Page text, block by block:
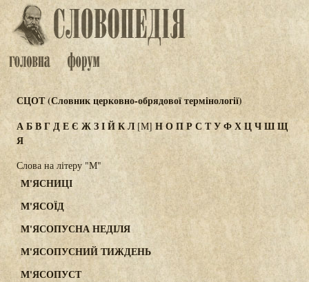
СЦОТ (Словник церковно-обрядової термінології)
АБВГДЕЄ ЖЗІЙКЛ [М] НОПРСТУФХЦЧШЩ
Я
Слова на літеру "М"
М'ЯСНИЦІ
М'ЯСОЇД
М'ЯСОПУСНА НЕДІЛЯ
М'ЯСОПУСНИЙ ТИЖДЕНЬ
М'ЯСОПУСТ